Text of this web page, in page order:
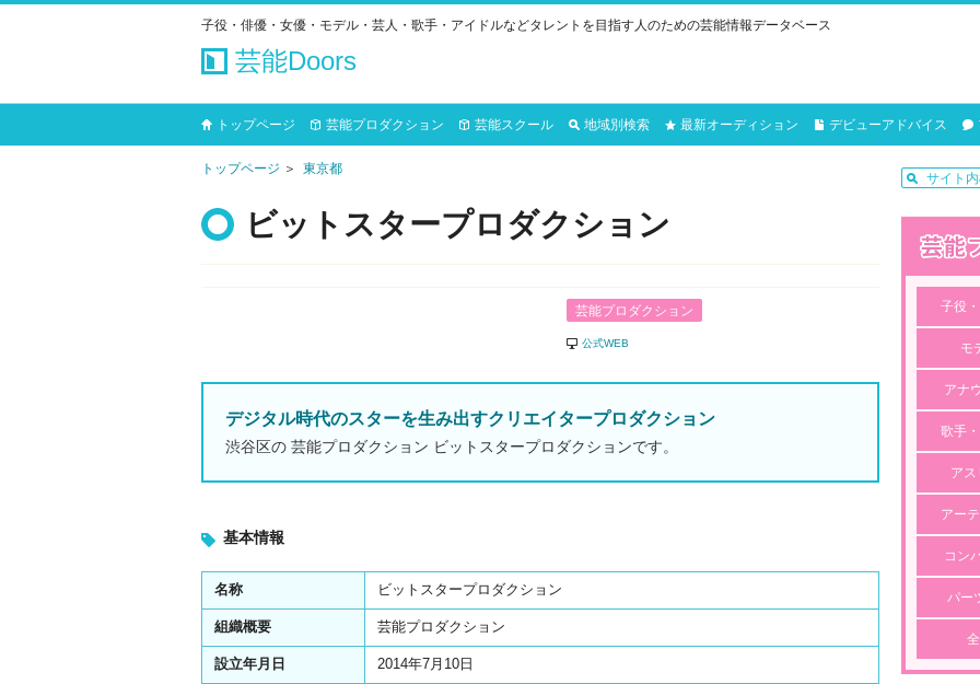
子役・俳優・女優・モデル・芸人・歌手・アイドルなどタレントを目指す人のための芸能情報データベース
芸能Doors
トップページ 芸能プロダクション 芸能スクール 地域別検索 最新オーディション デビューアドバイス
トップページ 東京都
ビットスタープロダクション
芸能プロダクション
公式WEB
デジタル時代のスターを生み出すクリエイタープロダクション
渋谷区の 芸能プロダクション ビットスタープロダクションです。
基本情報
名称 ビットスタープロダクション
組織概要 芸能プロダクション
設立年月日 2014年7月10日
子役
モ
アナ
歌手
アス
アー
コン
パー